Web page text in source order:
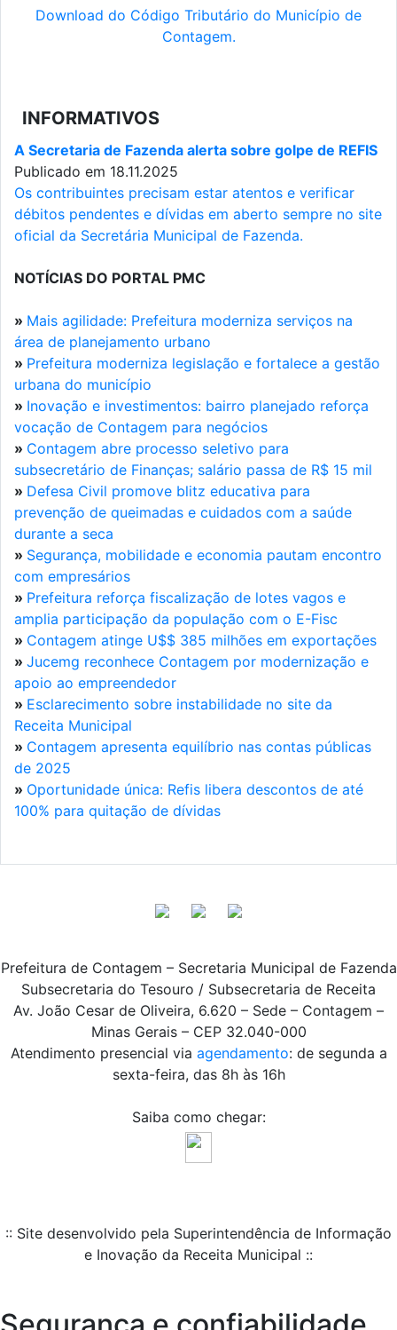
Download do Código Tributário do Município de
Contagem.
INFORMATIVOS
A Secretaria de Fazenda alerta sobre golpe de REFIS
Publicado em 18.11.2025
Os contribuintes precisam estar atentos e verificar
débitos pendentes e dívidas em aberto sempre no site
oficial da Secretária Municipal de Fazenda.
NOTÍCIAS DO PORTAL PMC
» Mais agilidade: Prefeitura moderniza serviços na
área de planejamento urbano
» Prefeitura moderniza legislação e fortalece a gestão
urbana do município
» Inovação e investimentos: bairro planejado reforça
vocação de Contagem para negócios
» Contagem abre processo seletivo para
subsecretário de Finanças; salário passa de R$ 15 mil
» Defesa Civil promove blitz educativa para
prevenção de queimadas e cuidados com a saúde
durante a seca
» Segurança, mobilidade e economia pautam encontro
com empresários
» Prefeitura reforça fiscalização de lotes vagos e
amplia participação da população com o E-Fisc
» Contagem atinge U$$ 385 milhões em exportações
» Jucemg reconhece Contagem por modernização e
apoio ao empreendedor
» Esclarecimento sobre instabilidade no site da
Receita Municipal
» Contagem apresenta equilíbrio nas contas públicas
de 2025
» Oportunidade única: Refis libera descontos de até
100% para quitação de dívidas
Prefeitura de Contagem – Secretaria Municipal de Fazenda
Subsecretaria do Tesouro / Subsecretaria de Receita
Av. João Cesar de Oliveira, 6.620 – Sede – Contagem –
Minas Gerais – CEP 32.040-000
Atendimento presencial via agendamento: de segunda a
sexta-feira, das 8h às 16h
Saiba como chegar:
:: Site desenvolvido pela Superintendência de Informação
e Inovação da Receita Municipal ::